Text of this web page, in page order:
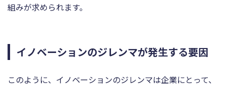
組みが求められます。
イノベーションのジレンマが発生する要因
このように、イノベーションのジレンマは企業にとって、